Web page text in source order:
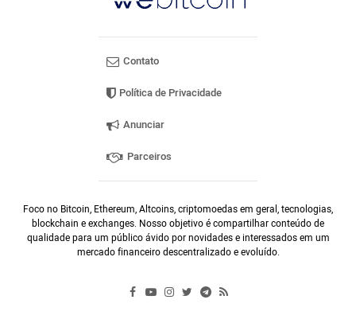
Contato
Política de Privacidade
Anunciar
Parceiros
Foco no Bitcoin, Ethereum, Altcoins, criptomoedas em geral, tecnologias,
blockchain e exchanges. Nosso objetivo é compartilhar conteúdo de
qualidade para um público ávido por novidades e interessados em um
mercado financeiro descentralizado e evoluído.